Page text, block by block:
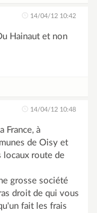
14/04/12 10:42
Hainaut et non
14/04/12 10:48
France, à
de Oisy et
locaux route de
grosse société
droit de qui vous
fait les frais